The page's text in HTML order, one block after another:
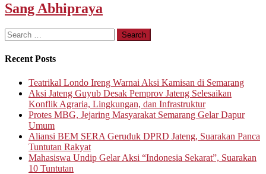
Sang Abhipraya
Search
for:
Recent Posts
Teatrikal Londo Ireng Warnai Aksi Kamisan di Semarang
Aksi Jateng Guyub Desak Pemprov Jateng Selesaikan
Konflik Agraria, Lingkungan, dan Infrastruktur
Protes MBG, Jejaring Masyarakat Semarang Gelar Dapur
Umum
Aliansi BEM SERA Geruduk DPRD Jateng, Suarakan Panca
Tuntutan Rakyat
Mahasiswa Undip Gelar Aksi “Indonesia Sekarat”, Suarakan
10 Tuntutan